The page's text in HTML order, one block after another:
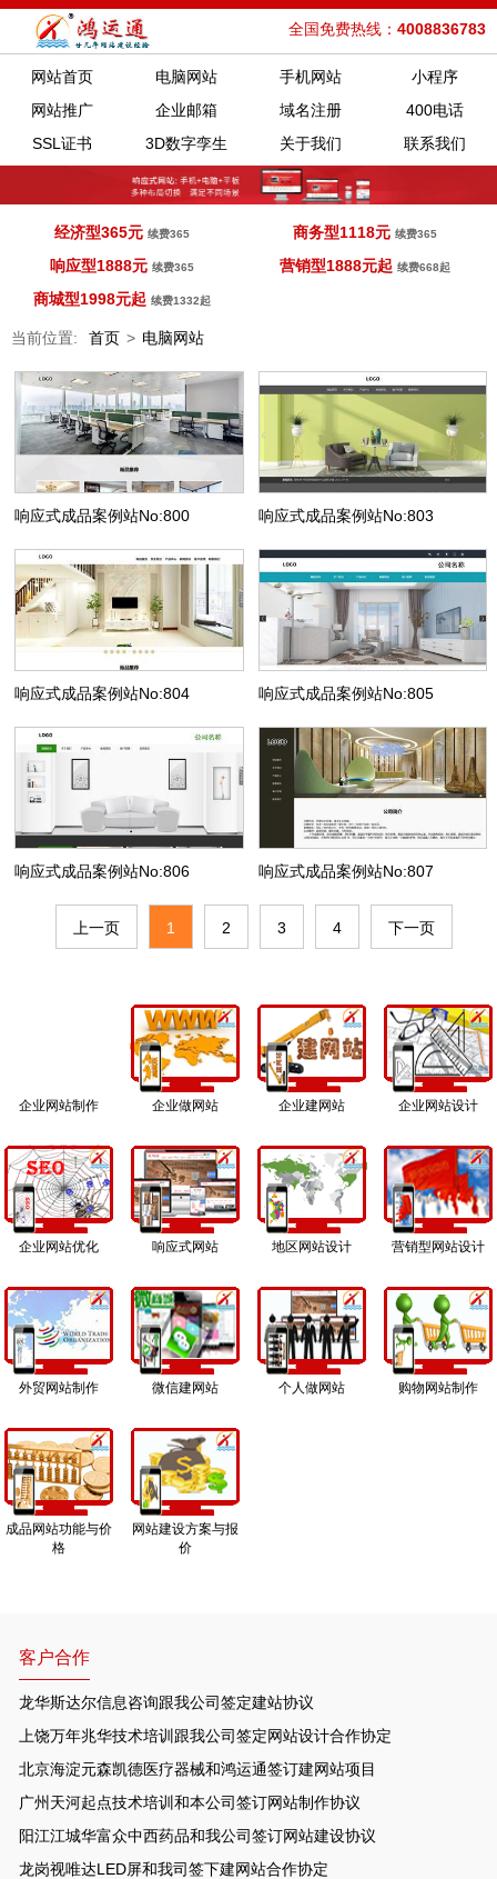
全国免费热线： 4008836783
网站首页 电脑网站 手机网站
小程序
网站推广
企业邮箱 域名注册
400电话
SSL证书
3D数字孪生 关于我们 联系我们
经济型365元 续费365 商务型1118元续费365
响应型1888元 续费365 营销型1888元起续费668起
商城型1998元起 续费1332起
当前位置: 首页 > 电脑网站
响应式成品案例站No:800 响应式成品案例站No:803
响应式成品案例站No:804 响应式成品案例站No:805
响应式成品案例站No:806 响应式成品案例站No:807
上一页 1 2 3 4 下一页
企业网站制作 企业做网站 企业建网站 企业网站设计
企业网站优化 响应式网站 地区网站设计 营销型网站设计
外贸网站制作 微信建网站 个人做网站 购物网站制作
成品网站功能与价
格
网站建设方案与报
价
客户合作
龙华斯达尔信息咨询跟我公司签定建站协议
上饶万年兆华技术培训跟我公司签定网站设计合作协定
北京海淀元森凯德医疗器械和鸿运通签订建网站项目
广州天河起点技术培训和本公司签订网站制作协议
阳江江城华富众中西药品和我公司签订网站建设协议
龙岗视唯达LED屏和我司签下建网站合作协定